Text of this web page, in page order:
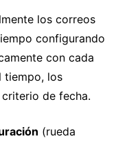
los correos
configurando
con cada
tiempo, los
de fecha.
(rueda